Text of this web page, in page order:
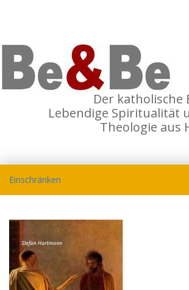
Der katholische
Lebendige Spiritualität
Theologie aus
Einschränken